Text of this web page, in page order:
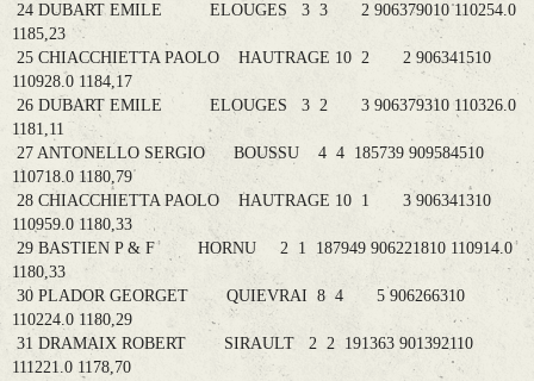
24 DUBART EMILE ELOUGES 3 3 2 906379010 110254.0
1185,23
25 CHIACCHIETTA PAOLO HAUTRAGE 10 2 2 906341510
110928.0 1184,17
26 DUBART EMILE ELOUGES 3 2 3 906379310 110326.0
1181,11
27 ANTONELLO SERGIO BOUSSU 4 4 185739 909584510
110718.0 1180,79
28 CHIACCHIETTA PAOLO HAUTRAGE 10 1 3 906341310
110959.0 1180,33
29 BASTIEN P & F HORNU 2 1 187949 906221810 110914.0
1180,33
30 PLADOR GEORGET QUIEVRAI 8 4 5 906266310
110224.0 1180,29
31 DRAMAIX ROBERT SIRAULT 2 2 191363 901392110
111221.0 1178,70